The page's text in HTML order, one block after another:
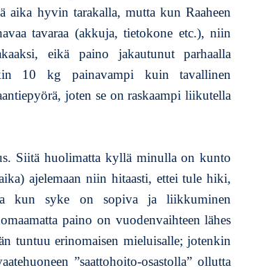
aika hyvin tarakalla, mutta kun Raaheen
tavaraa (akkuja, tietokone etc.), niin
eikä paino jakautunut parhaalla
10 kg painavampi kuin tavallinen
joten se on raskaampi liikutella
Siitä huolimatta kyllä minulla on kunto
ajelemaan niin hitaasti, ettei tule hiki,
kun syke on sopiva ja liikkuminen
paino on vuodenvaihteen lähes
tuntuu erinomaisen mieluisalle; jotenkin
”saattohoito-osastolla” ollutta